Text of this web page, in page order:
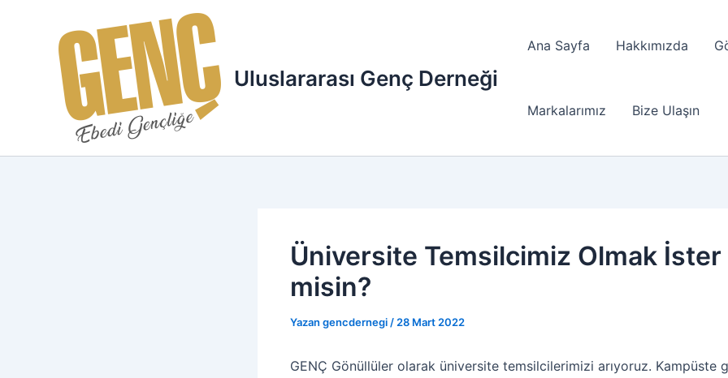
Uluslararası Genç Derneği
Ana Sayfa Hakkımızda
Markalarımız Bize Ulaşın
Üniversite Temsilcimiz Olmak İster
misin?
Yazan gencdernegi / 28 Mart 2022
GENÇ Gönüllüler olarak üniversite temsilcilerimizi arıyoruz. Kampüste